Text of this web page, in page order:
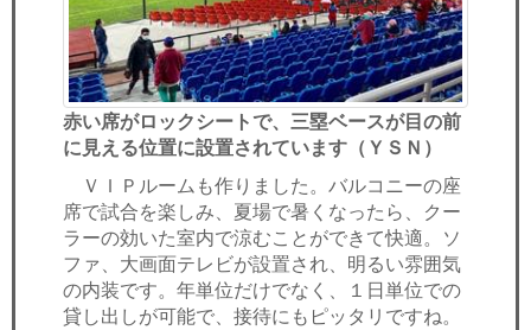
赤い席がロックシートで、三塁ベースが目の前
に見える位置に設置されています（ＹＳＮ）
ＶＩＰルームも作りました。バルコニーの座
席で試合を楽しみ、夏場で暑くなったら、クー
ラーの効いた室内で涼むことができて快適。ソ
ファ、大画面テレビが設置され、明るい雰囲気
の内装です。年単位だけでなく、１日単位での
貸し出しが可能で、接待にもピッタリですね。